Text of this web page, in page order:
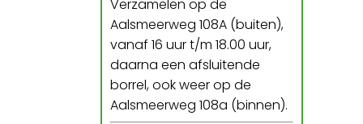
Verzamelen op de
Aalsmeerweg 108A (buiten),
vanaf 16 uur t/m 18.00 uur,
daarna een afsluitende
borrel, ook weer op de
Aalsmeerweg 108a (binnen).